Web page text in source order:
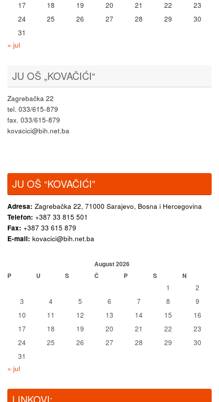
17
18 19 20 21 22
23
24
25 26 27 28 29
30
31
« jul
JU OŠ „KOVAČIĆI“
Zagrebačka 22
tel. 033/615-879
fax. 033/615-879
kovacici@bih.net.ba
JU OŠ “KOVAČIĆI”
Adresa: Zagrebačka 22, 71000 Sarajevo, Bosna i Hercegovina
Telefon: +387 33 815 501
Fax: +387 33 615 879
E-mail: kovacici@bih.net.ba
August 2026
P
U S Č P S N
1
2
3
4 5 6 7 8
9
10
11 12 13 14 15
16
17
18 19 20 21 22
23
24
25 26 27 28 29
30
31
« jul